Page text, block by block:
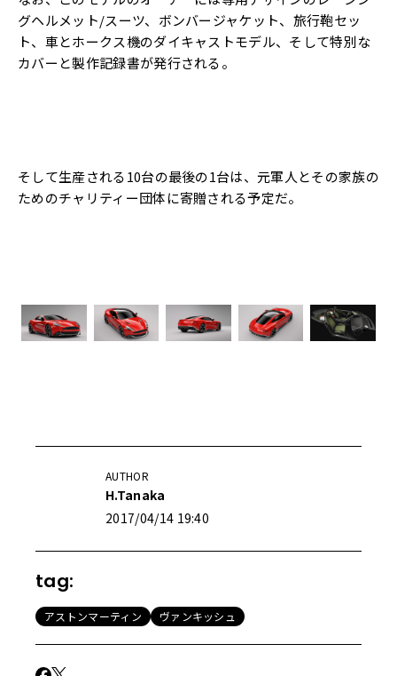
グヘルメット/スーツ、ボンバージャケット、旅行鞄セッ
ト、車とホークス機のダイキャストモデル、そして特別な
カバーと製作記録書が発行される。
そして生産される10台の最後の1台は、元軍人とその家族の
ためのチャリティー団体に寄贈される予定だ。
AUTHOR
H.Tanaka
2017/04/14 19:40
tag:
アストンマーティン ヴァンキッシュ